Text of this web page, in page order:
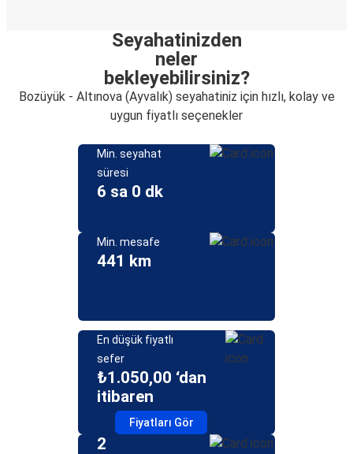
Seyahatinizden
neler
bekleyebilirsiniz?
Bozüyük - Altınova (Ayvalık) seyahatiniz için hızlı, kolay ve
uygun fiyatlı seçenekler
Min. seyahat
süresi
6 sa 0 dk
Min. mesafe
441 km
En düşük fiyatlı
sefer
₺1.050,00 ‘dan
itibaren
Fiyatları Gör
2